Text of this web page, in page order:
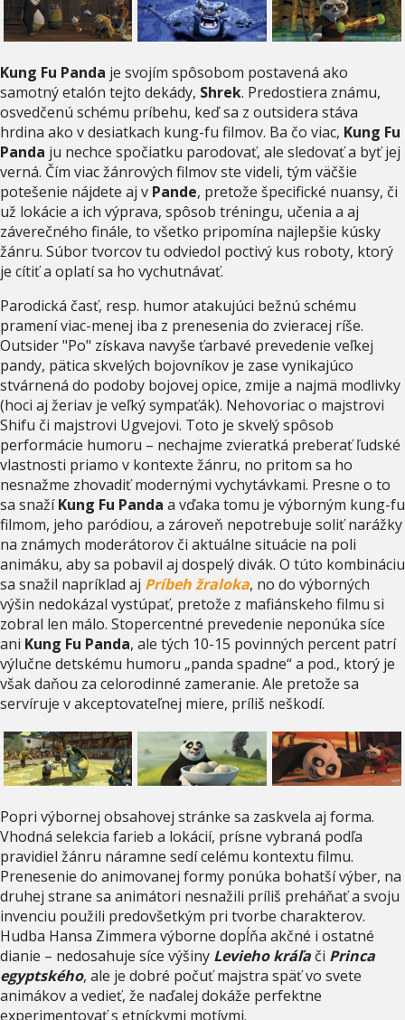
Kung Fu Panda je svojím spôsobom postavená ako
samotný etalón tejto dekády, Shrek. Predostiera známu,
osvedčenú schému príbehu, keď sa z outsidera stáva
hrdina ako v desiatkach kung-fu filmov. Ba čo viac, Kung Fu
Panda ju nechce spočiatku parodovať, ale sledovať a byť jej
verná. Čím viac žánrových filmov ste videli, tým väčšie
potešenie nájdete aj v Pande, pretože špecifické nuansy, či
už lokácie a ich výprava, spôsob tréningu, učenia a aj
záverečného finále, to všetko pripomína najlepšie kúsky
žánru. Súbor tvorcov tu odviedol poctivý kus roboty, ktorý
je cítiť a oplatí sa ho vychutnávať.
Parodická časť, resp. humor atakujúci bežnú schému
pramení viac-menej iba z prenesenia do zvieracej ríše.
Outsider "Po" získava navyše ťarbavé prevedenie veľkej
pandy, pätica skvelých bojovníkov je zase vynikajúco
stvárnená do podoby bojovej opice, zmije a najmä modlivky
(hoci aj žeriav je veľký sympaťák). Nehovoriac o majstrovi
Shifu či majstrovi Ugvejovi. Toto je skvelý spôsob
performácie humoru – nechajme zvieratká preberať ľudské
vlastnosti priamo v kontexte žánru, no pritom sa ho
nesnažme zhovadiť modernými vychytávkami. Presne o to
sa snažíKung Fu Panda a vďaka tomu je výborným kung-fu
filmom, jeho paródiou, a zároveň nepotrebuje soliť narážky
na známych moderátorov či aktuálne situácie na poli
animáku, aby sa pobavil aj dospelý divák. O túto kombináciu
sa snažil napríklad aj Príbeh žraloka, no do výborných
výšin nedokázal vystúpať, pretože z mafiánskeho filmu si
zobral len málo. Stopercentné prevedenie neponúka síce
ani Kung Fu Panda, ale tých 10-15 povinných percent patrí
výlučne detskému humoru „panda spadne“ a pod., ktorý je
však daňou za celorodinné zameranie. Ale pretože sa
servíruje v akceptovateľnej miere, príliš neškodí.
Popri výbornej obsahovej stránke sa zaskvela aj forma.
Vhodná selekcia farieb a lokácií, prísne vybraná podľa
pravidiel žánru náramne sedí celému kontextu filmu.
Prenesenie do animovanej formy ponúka bohatší výber, na
druhej strane sa animátori nesnažili príliš preháňať a svoju
invenciu použili predovšetkým pri tvorbe charakterov.
Hudba Hansa Zimmera výborne dopĺňa akčné i ostatné
dianie – nedosahuje síce výšiny Levieho kráľa či Princa
egyptského, ale je dobré počuť majstra späť vo svete
animákov a vedieť, že naďalej dokáže perfektne
experimentovať s etníckymi motívmi.